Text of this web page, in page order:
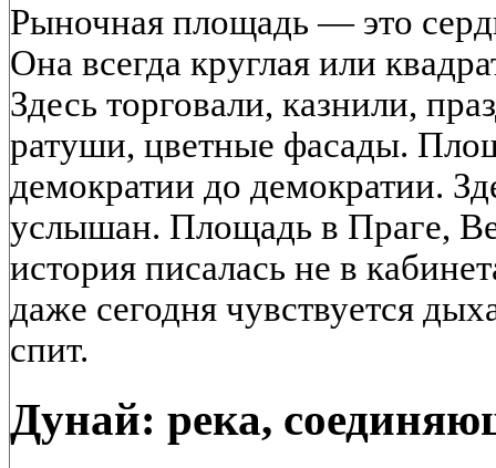
Рыночная площадь — это
Она всегда круглая или
Здесь торговали, казнили,
ратуши, цветные фасады.
демократии до демократии.
услышан. Площадь в Праге,
история писалась не в
даже сегодня чувствуется
спит.
Дунай: река,